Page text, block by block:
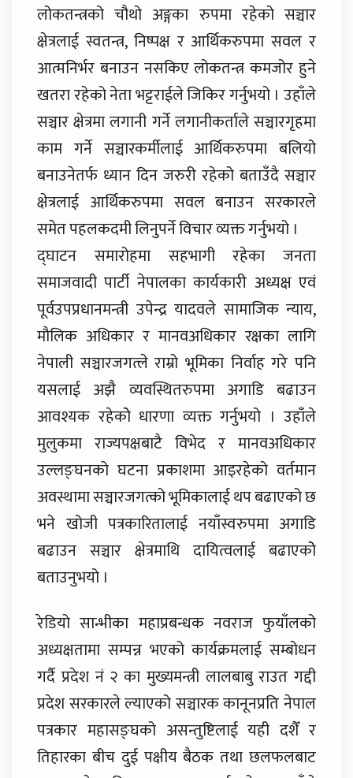
लोकतन्त्रको चौथो अङ्गका रुपमा रहेको सञ्चार
क्षेत्रलाई स्वतन्त्र, निष्पक्ष र आर्थिकरुपमा सवल र
आत्मनिर्भर बनाउन नसकिए लोकतन्त्र कमजोर हुने
खतरा रहेको नेता भट्टराईले जिकिर गर्नुभयो । उहाँले
सञ्चार क्षेत्रमा लगानी गर्ने लगानीकर्ताले सञ्चारगृहमा
काम गर्ने सञ्चारकर्मीलाई आर्थिकरुपमा बलियो
बनाउनेतर्फ ध्यान दिन जरुरी रहेको बताउँदै सञ्चार
क्षेत्रलाई आर्थिकरुपमा सवल बनाउन सरकारले
समेत पहलकदमी लिनुपर्ने विचार व्यक्त गर्नुभयो ।
द्घाटन समारोहमा सहभागी रहेका जनता
समाजवादी पार्टी नेपालका कार्यकारी अध्यक्ष एवं
पूर्वउपप्रधानमन्त्री उपेन्द्र यादवले सामाजिक न्याय,
मौलिक अधिकार र मानवअधिकार रक्षका लागि
नेपाली सञ्चारजगत्ले राम्रो भूमिका निर्वाह गरे पनि
यसलाई अझै व्यवस्थितरुपमा अगाडि बढाउन
आवश्यक रहेकोे धारणा व्यक्त गर्नुभयो । उहाँले
मुलुकमा राज्यपक्षबाटै विभेद र मानवअधिकार
उल्लङ्घनको घटना प्रकाशमा आइरहेको वर्तमान
अवस्थामा सञ्चारजगत्को भूमिकालाई थप बढाएको छ
भने खोजी पत्रकारितालाई नयाँस्वरुपमा अगाडि
बढाउन सञ्चार क्षेत्रमाथि दायित्वलाई बढाएकोे
बताउनुभयो ।
रेडियो सान्भीका महाप्रबन्धक नवराज फुयाँलको
अध्यक्षतामा सम्पन्न भएको कार्यक्रमलाई सम्बोधन
गर्दै प्रदेश नं २ का मुख्यमन्त्री लालबाबु राउत गद्दी
प्रदेश सरकारले ल्याएको सञ्चारक कानूनप्रति नेपाल
पत्रकार महासङ्घको असन्तुष्टिलाई यही दशैँ र
तिहारका बीच दुई पक्षीय बैठक तथा छलफलबाट